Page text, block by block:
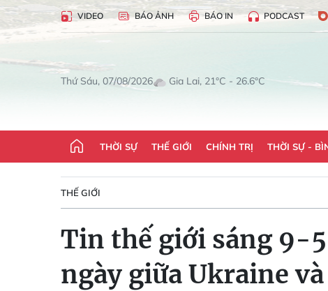
VIDEO BÁO ẢNH BÁO IN PODCAST
Thứ Sáu, 07/08/2026 Gia Lai, 21°C - 26.6°C
THỜI SỰ THẾ GIỚI CHÍNH TRỊ THỜI SỰ -
THẾ GIỚI
Tin thế giới sáng 9-
ngày giữa Ukraine